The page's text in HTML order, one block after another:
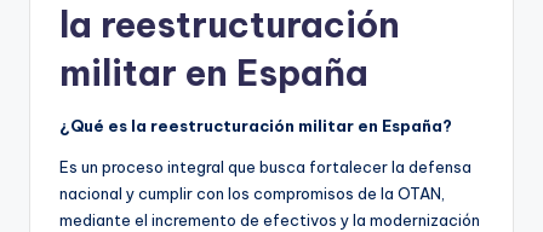
la reestructuración
militar en España
¿Qué es la reestructuración militar en España?
Es un proceso integral que busca fortalecer la defensa
nacional y cumplir con los compromisos de la OTAN,
mediante el incremento de efectivos y la modernización